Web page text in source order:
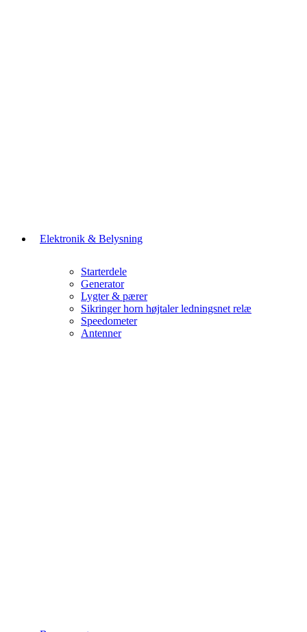
Elektronik & Belysning
Starterdele
Generator
Lygter & pærer
Sikringer horn højtaler ledningsnet relæ
Speedometer
Antenner